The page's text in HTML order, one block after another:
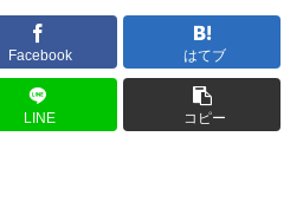
Facebook はてブ
LINE コピー